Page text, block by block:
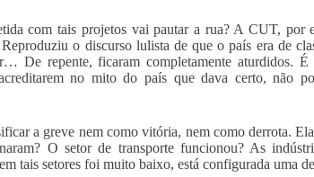
com tais projetos vai pautar a rua? A CUT, por
o discurso lulista de que o país era de
De repente, ficaram completamente aturdidos. É
no mito do país que dava certo, não
a greve nem como vitória, nem como derrota.
O setor de transporte funcionou? As
tais setores foi muito baixo, está configurada uma